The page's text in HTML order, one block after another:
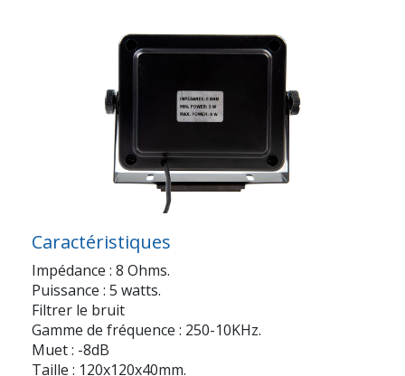
Caractéristiques
Impédance : 8 Ohms.
Puissance : 5 watts.
Filtrer le bruit
Gamme de fréquence : 250-10KHz.
Muet : -8dB
Taille : 120x120x40mm.